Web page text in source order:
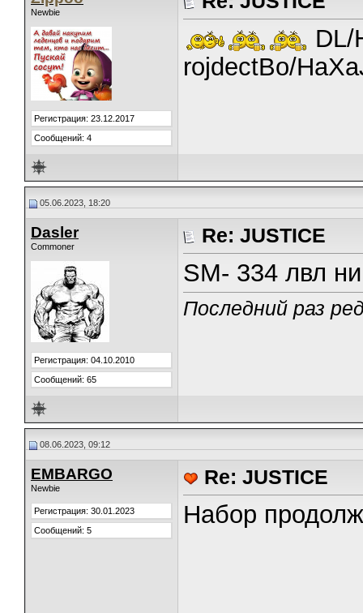
Newbie
Регистрация: 23.12.2017
Сообщений: 4
DL/
rojdectBo/
05.06.2023, 18:20
Dasler
Commoner
Регистрация: 04.10.2010
Сообщений: 65
Re: JUSTICE
SM- 334 лвл
Последний раз
08.06.2023, 09:12
EMBARGO
Newbie
Регистрация: 30.01.2023
Сообщений: 5
Re: JUSTICE
Набор